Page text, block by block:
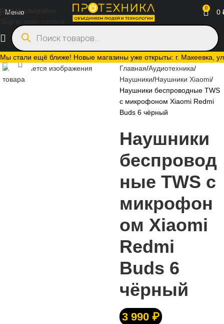
Skip to navigation
Мы стали ещё ближе! Новые магазины уже открыты: г. Макеевка,
Меню 0 0
Нажмите, чтобы увеличитьГлавная Аудиотехника
Наушники Наушники Xiaomi
Наушники беспроводные TWS
с микрофоном Xiaomi Redmi
Buds 6 чёрный
Наушники
беспровод
ные TWS с
микрофон
ом Xiaomi
Redmi
Buds 6
чёрный
3 990 ₽